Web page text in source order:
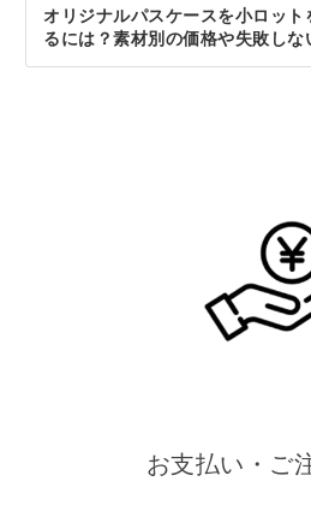
オリジナルパスケースを小ロッ
るには？素材別の価格や失敗しな
お支払い・ご